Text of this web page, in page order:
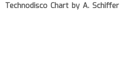
Technodisco Chart by A.